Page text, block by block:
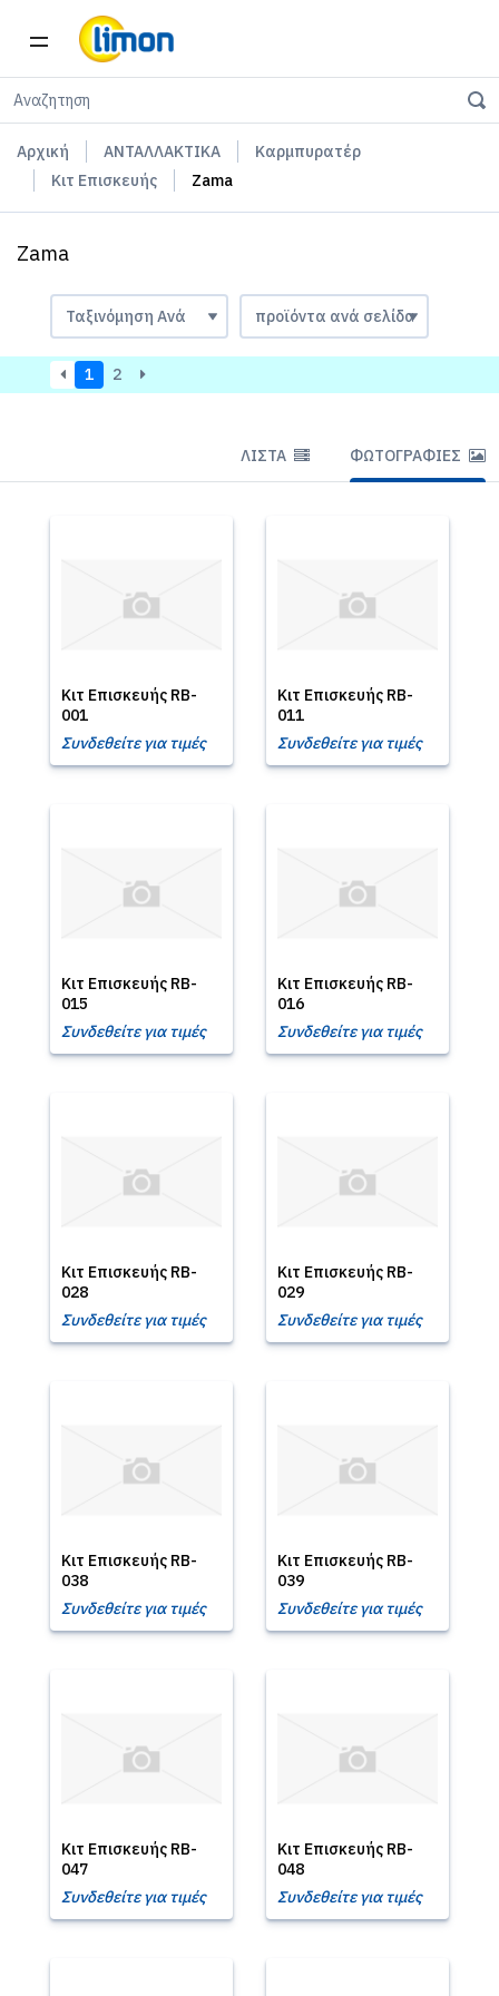
Αρχική ΑΝΤΑΛΛΑΚΤΙΚΑ
Καρμπυρατέρ
Κιτ Επισκευής
Zama
Zama
1 2
ΛΊΣΤΑ ΦΩΤΟΓΡΑΦΊΕΣ
Κιτ Επισκευής RB-
001
Συνδεθείτε για τιμές
Κιτ Επισκευής RB-
011
Συνδεθείτε για τιμές
Κιτ Επισκευής RB-
015
Συνδεθείτε για τιμές
Κιτ Επισκευής RB-
016
Συνδεθείτε για τιμές
Κιτ Επισκευής RB-
028
Συνδεθείτε για τιμές
Κιτ Επισκευής RB-
029
Συνδεθείτε για τιμές
Κιτ Επισκευής RB-
038
Συνδεθείτε για τιμές
Κιτ Επισκευής RB-
039
Συνδεθείτε για τιμές
Κιτ Επισκευής RB-
047
Συνδεθείτε για τιμές
Κιτ Επισκευής RB-
048
Συνδεθείτε για τιμές